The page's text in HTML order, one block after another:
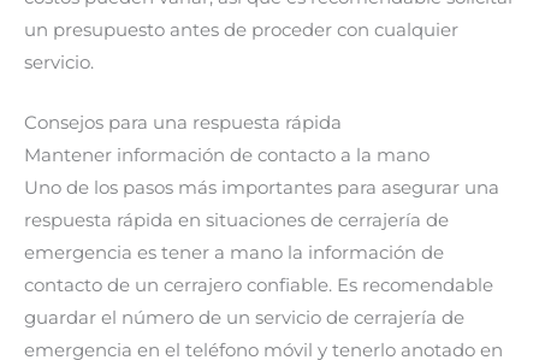
un presupuesto antes de proceder con cualquier
servicio.
Consejos para una respuesta rápida
Mantener información de contacto a la mano
Uno de los pasos más importantes para asegurar una
respuesta rápida en situaciones de cerrajería de
emergencia es tener a mano la información de
contacto de un cerrajero confiable. Es recomendable
guardar el número de un servicio de cerrajería de
emergencia en el teléfono móvil y tenerlo anotado en